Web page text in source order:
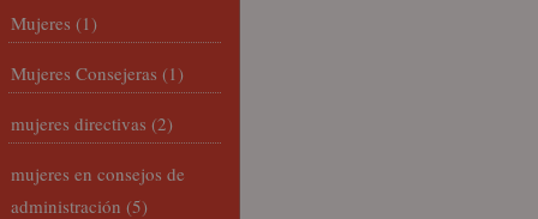
Mujeres (1)
Mujeres Consejeras (1)
mujeres directivas (2)
mujeres en consejos de
administración (5)